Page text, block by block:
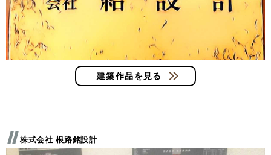
建築作品を見る
株式会社 根路銘設計